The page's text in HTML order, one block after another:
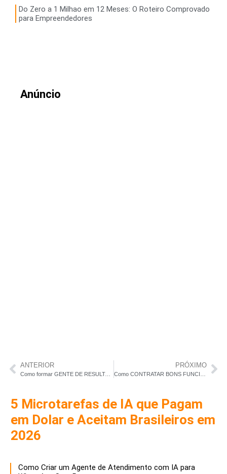
Do Zero a 1 Milhao em 12 Meses: O Roteiro Comprovado
para Empreendedores
Anúncio
ANTERIOR
Como formar GENTE DE RESULTADO e TREINAR EQUIPES em empresas
PRÓXIMO
5 Microtarefas de IA que Pagam
em Dolar e Aceitam Brasileiros em
2026
Como Criar um Agente de Atendimento com IA para